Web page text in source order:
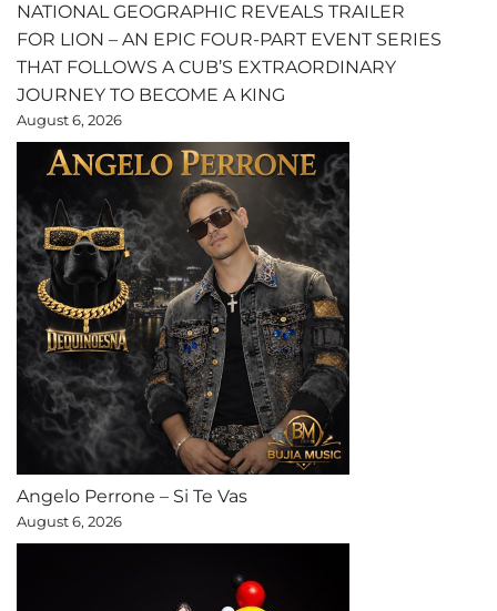
NATIONAL GEOGRAPHIC REVEALS TRAILER
FOR LION – AN EPIC FOUR-PART EVENT SERIES
THAT FOLLOWS A CUB’S EXTRAORDINARY
JOURNEY TO BECOME A KING
August 6, 2026
Angelo Perrone – Si Te Vas
August 6, 2026